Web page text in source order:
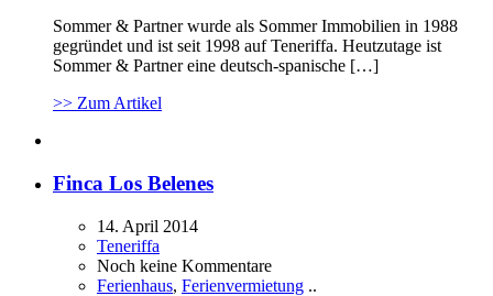
Sommer & Partner wurde als Sommer Immobilien in 1988
gegründet und ist seit 1998 auf Teneriffa. Heutzutage ist
Sommer & Partner eine deutsch-spanische […]
>> Zum Artikel
Finca Los Belenes
14. April 2014
Teneriffa
Noch keine Kommentare
Ferienhaus, Ferienvermietung ..